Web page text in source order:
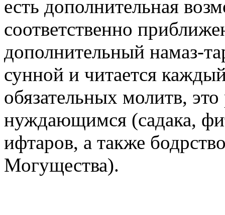
есть дополнительная
соответственно
дополнительный намаз-
сунной и читается
обязательных молитв,
нуждающимся (садака,
ифтаров, а также
Могущества).